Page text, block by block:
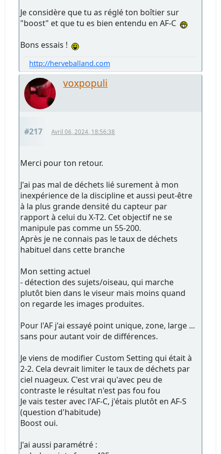
Je considère que tu as réglé ton boîtier sur
"boost" et que tu es bien entendu en AF-C
Bons essais !
http://herveballand.com
voxpopuli
#217 Avril 06, 2024, 18:56:38
Merci pour ton retour.
J'ai pas mal de déchets lié surement à mon
inexpérience de la discipline et aussi peut-être
à la plus grande densité du capteur par
rapport à celui du X-T2. Cet objectif ne se
manipule pas comme un 55-200.
Après je ne connais pas le taux de déchets
habituel dans cette branche
Mon setting actuel
- détection des sujets/oiseau, qui marche
plutôt bien dans le viseur mais moins quand
on regarde les images produites.
Pour l'AF j'ai essayé point unique, zone, large ...
sans pour autant voir de différences.
Je viens de modifier Custom Setting qui était à
2-2. Cela devrait limiter le taux de déchets par
ciel nuageux. C'est vrai qu'avec peu de
contraste le résultat n'est pas fou fou
Je vais tester avec l'AF-C, j'étais plutôt en AF-S
(question d'habitude)
Boost oui.
J'ai aussi paramétré :